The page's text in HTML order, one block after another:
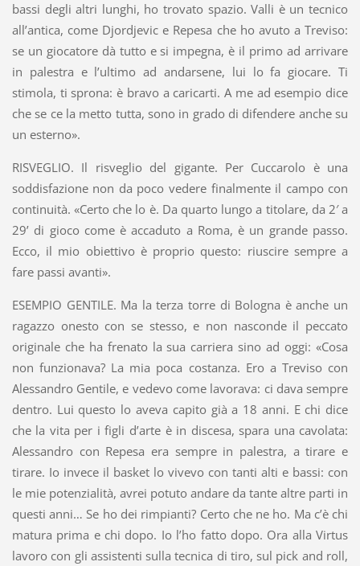
bassi degli altri lunghi, ho trovato spazio. Valli è un tecnico
all’antica, come Djordjevic e Repesa che ho avuto a Treviso:
se un giocatore dà tutto e si impegna, è il primo ad arrivare
in palestra e l’ultimo ad andarsene, lui lo fa giocare. Ti
stimola, ti sprona: è bravo a caricarti. A me ad esempio dice
che se ce la metto tutta, sono in grado di difendere anche su
un esterno».
RISVEGLIO. Il risveglio del gigante. Per Cuccarolo è una
soddisfazione non da poco vedere finalmente il campo con
continuità. «Certo che lo è. Da quarto lungo a titolare, da 2′ a
29’ di gioco come è accaduto a Roma, è un grande passo.
Ecco, il mio obiettivo è proprio questo: riuscire sempre a
fare passi avanti».
ESEMPIO GENTILE. Ma la terza torre di Bologna è anche un
ragazzo onesto con se stesso, e non nasconde il peccato
originale che ha frenato la sua carriera sino ad oggi: «Cosa
non funzionava? La mia poca costanza. Ero a Treviso con
Alessandro Gentile, e vedevo come lavorava: ci dava sempre
dentro. Lui questo lo aveva capito già a 18 anni. E chi dice
che la vita per i figli d’arte è in discesa, spara una cavolata:
Alessandro con Repesa era sempre in palestra, a tirare e
tirare. Io invece il basket lo vivevo con tanti alti e bassi: con
le mie potenzialità, avrei potuto andare da tante altre parti in
questi anni… Se ho dei rimpianti? Certo che ne ho. Ma c’è chi
matura prima e chi dopo. Io l’ho fatto dopo. Ora alla Virtus
lavoro con gli assistenti sulla tecnica di tiro, sul pick and roll,